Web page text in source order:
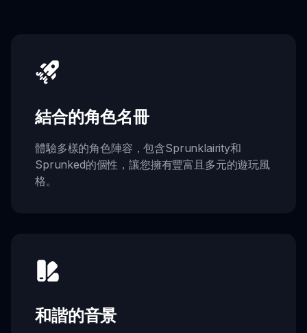
結合的角色名冊
體驗多樣的角色陣容，包含Sprunklairity和
Sprunked的個性，讓您擁有豐富且多元的遊玩風
格。
和諧的音景